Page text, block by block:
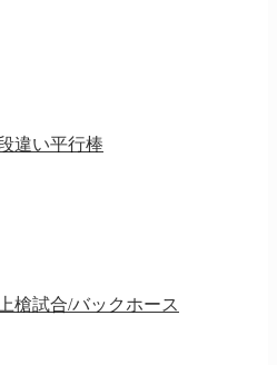
違い平行棒
槍試合/バックホース